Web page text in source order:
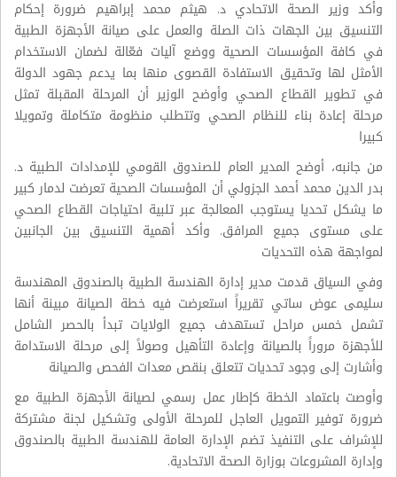
وأكد وزير الصحة الاتحادي د. هيثم محمد إبراهيم ضرورة إحكام
التنسيق بين الجهات ذات الصلة والعمل على صيانة الأجهزة الطبية
في كافة المؤسسات الصحية ووضع آليات فعّالة لضمان الاستخدام
الأمثل لها وتحقيق الاستفادة القصوى منها بما يدعم جهود الدولة
في تطوير القطاع الصحي وأوضح الوزير أن المرحلة المقبلة تمثل
مرحلة إعادة بناء للنظام الصحي وتتطلب منظومة متكاملة وتمويلا
كبيرا
من جانبه، أوضح المدير العام للصندوق القومي للإمدادات الطبية د.
بدر الدين محمد أحمد الجزولي أن المؤسسات الصحية تعرضت لدمار كبير
ما يشكل تحديا يستوجب المعالجة عبر تلبية احتياجات القطاع الصحي
على مستوى جميع المرافق. وأكد أهمية التنسيق بين الجانبين
لمواجهة هذه التحديات
وفي السياق قدمت مدير إدارة الهندسة الطبية بالصندوق المهندسة
سليمى عوض ساتي تقريراً استعرضت فيه خطة الصيانة مبينة أنها
تشمل خمس مراحل تستهدف جميع الولايات تبدأ بالحصر الشامل
للأجهزة مروراً بالصيانة وإعادة التأهيل وصولاً إلى مرحلة الاستدامة
وأشارت إلى وجود تحديات تتعلق بنقص معدات الفحص والصيانة
وأوصت باعتماد الخطة كإطار عمل رسمي لصيانة الأجهزة الطبية مع
ضرورة توفير التمويل العاجل للمرحلة الأولى وتشكيل لجنة مشتركة
للإشراف على التنفيذ تضم الإدارة العامة للهندسة الطبية بالصندوق
وإدارة المشروعات بوزارة الصحة الاتحادية.